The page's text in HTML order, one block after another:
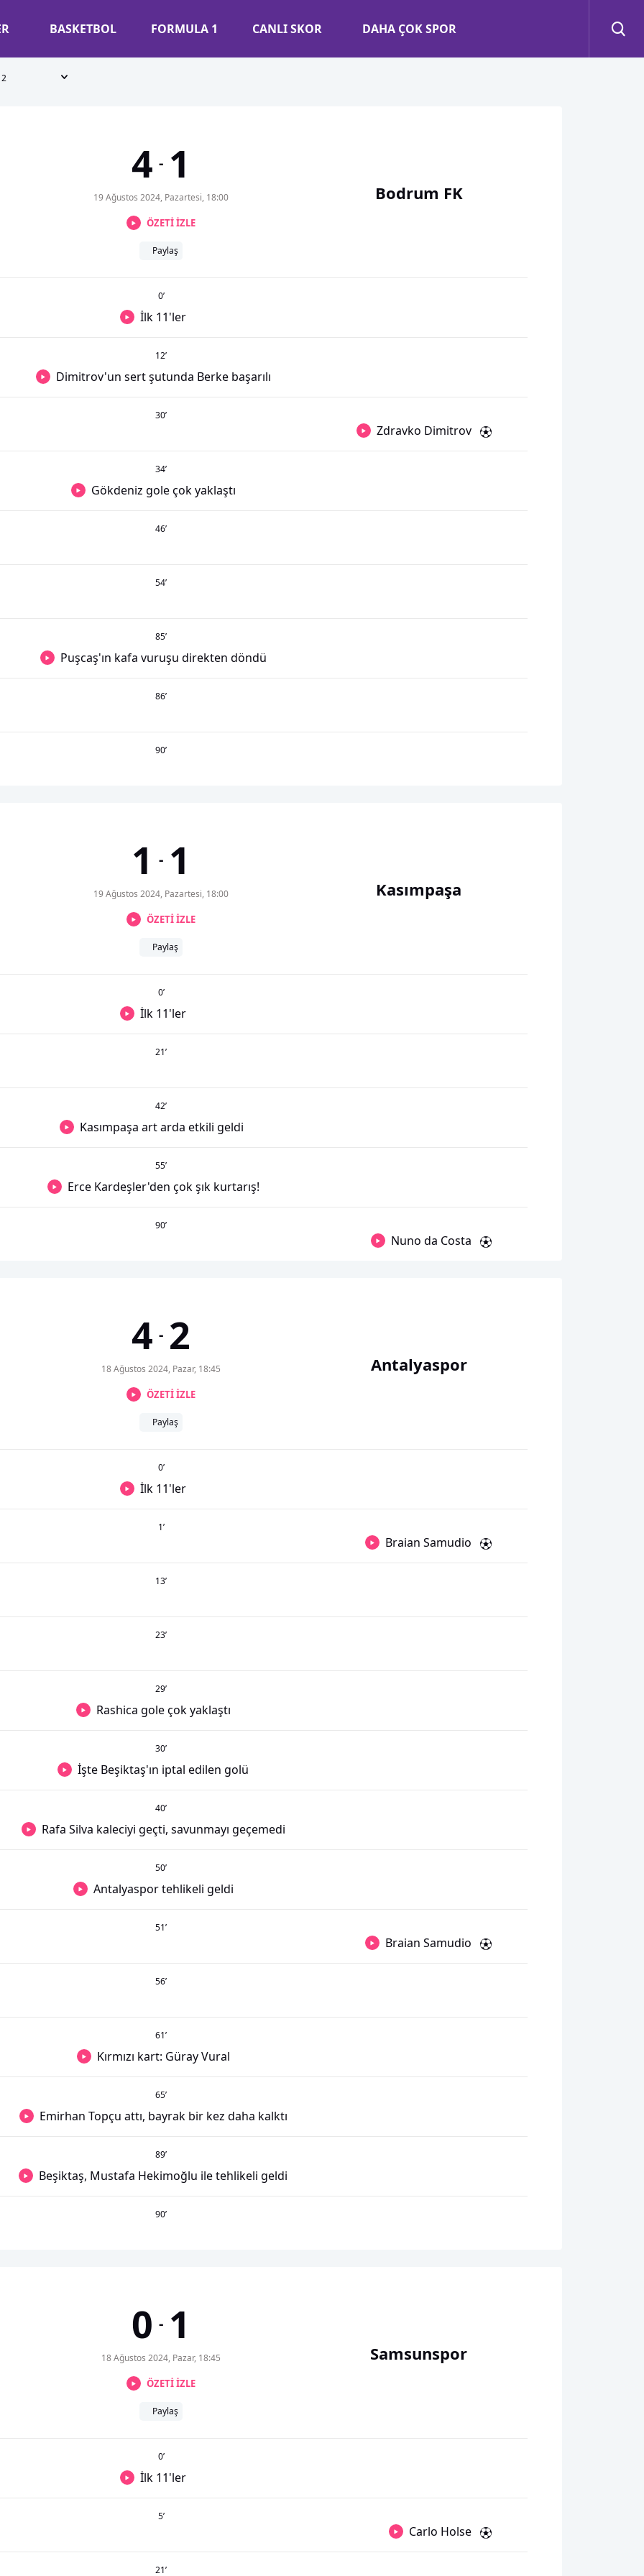
BASKETBOL FORMULA 1 CANLI SKOR DAHA ÇOK SPOR
2
4 - 1
19 Ağustos 2024, Pazartesi, 18:00
ÖZETİ İZLE
Paylaş
Bodrum FK
0’
İlk 11'ler
12’
Dimitrov'un sert şutunda Berke başarılı
30’
Zdravko Dimitrov
34’
Gökdeniz gole çok yaklaştı
46’
54’
85’
Puşcaş'ın kafa vuruşu direkten döndü
86’
90’
1 - 1
19 Ağustos 2024, Pazartesi, 18:00
ÖZETİ İZLE
Paylaş
Kasımpaşa
0’
İlk 11'ler
21’
42’
Kasımpaşa art arda etkili geldi
55’
Erce Kardeşler'den çok şık kurtarış!
90’
Nuno da Costa
4 - 2
18 Ağustos 2024, Pazar, 18:45
ÖZETİ İZLE
Paylaş
Antalyaspor
0’
İlk 11'ler
1’
Braian Samudio
13’
23’
29’
Rashica gole çok yaklaştı
30’
İşte Beşiktaş'ın iptal edilen golü
40’
Rafa Silva kaleciyi geçti, savunmayı geçemedi
50’
Antalyaspor tehlikeli geldi
51’
Braian Samudio
56’
61’
Kırmızı kart: Güray Vural
65’
Emirhan Topçu attı, bayrak bir kez daha kalktı
89’
Beşiktaş, Mustafa Hekimoğlu ile tehlikeli geldi
90’
0 - 1
18 Ağustos 2024, Pazar, 18:45
ÖZETİ İZLE
Paylaş
Samsunspor
0’
İlk 11'ler
5’
Carlo Holse
21’